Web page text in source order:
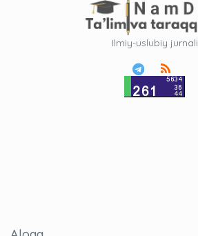
Ilmiy-uslubiy jurnali